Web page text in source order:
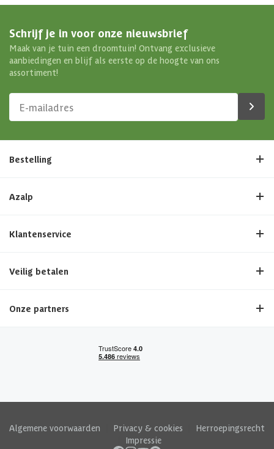
Schrijf je in voor onze nieuwsbrief
Maak van je tuin een droomtuin! Ontvang exclusieve
aanbiedingen en blijf als eerste op de hoogte van ons
assortiment!
Bestelling
Azalp
Klantenservice
Veilig betalen
Onze partners
Algemene voorwaarden Privacy & cookies
Herroepingsrecht
Impressie